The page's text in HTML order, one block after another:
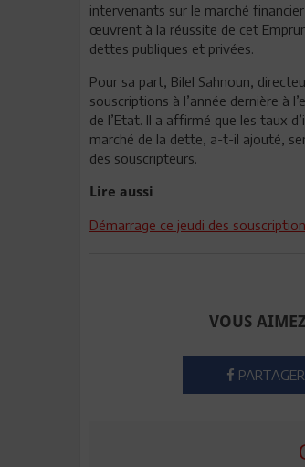
intervenants sur le marché
œuvrent à la réussite de cet
dettes publiques et privées.
Pour sa part, Bilel Sahnoun,
souscriptions à l’année dernière à
de l’Etat. Il a affirmé que les taux
marché de la dette, a-t-il ajouté,
des souscripteurs.
Lire aussi
Démarrage ce jeudi des
VOUS
PARTAGER